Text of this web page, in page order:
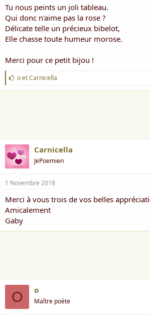
Tu nous peints un joli tableau.
Qui donc n'aime pas la rose ?
Délicate telle un précieux bibelot,
Elle chasse toute humeur morose.
Merci pour ce petit bijou !
J
'
a
oetCarnicella
Carnicella
JePoemien
1 Novembre 2018
Merci à vous trois de vos belles
Amicalement
Gaby
O o
Maître poète